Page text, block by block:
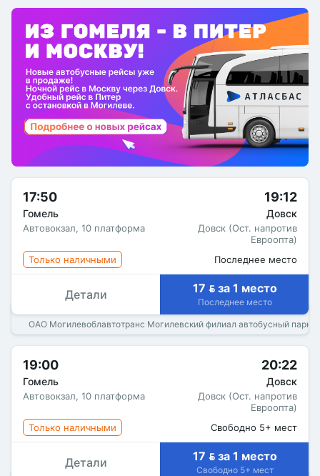
17:50
Гомель
Автовокзал, 10 платформа
19:12
Довск
Довск (Ост. напротив
Евроопта)
Только наличными
Последнее место
Детали 17  за 1 место
Последнее место
ОАО Могилевоблавтотранс Могилевский филиал автобусный парк
19:00
Гомель
Автовокзал, 10 платформа
20:22
Довск
Довск (Ост. напротив
Евроопта)
Только наличными
Свободно 5+ мест
Детали 17  за 1 место
Свободно 5+ мест